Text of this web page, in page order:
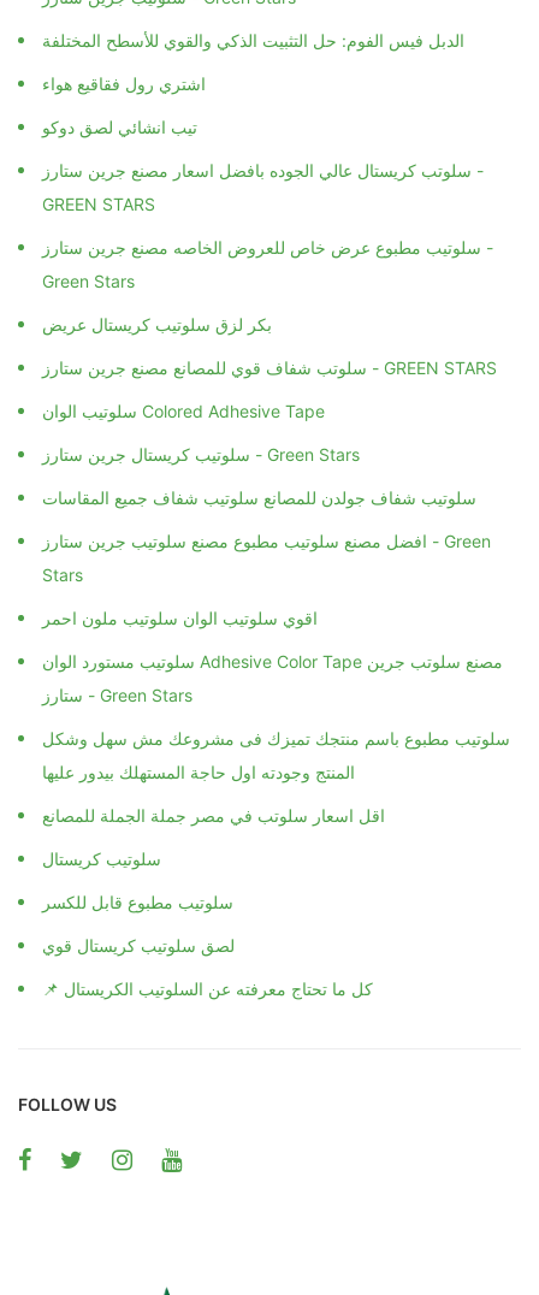
الدبل فيس الفوم: حل التثبيت الذكي والقوي للأسطح المختلفة
اشتري رول فقاقيع هواء
تيب انشائي لصق دوكو
سلوتب كريستال عالي الجوده بافضل اسعار مصنع جرين ستارز -
GREEN STARS
سلوتيب مطبوع عرض خاص للعروض الخاصه مصنع جرين ستارز -
Green Stars
بكر لزق سلوتيب كريستال عريض
سلوتب شفاف قوي للمصانع مصنع جرين ستارز - GREEN STARS
سلوتيب الوان Colored Adhesive Tape
سلوتيب كريستال جرين ستارز - Green Stars
سلوتيب شفاف جولدن للمصانع سلوتيب شفاف جميع المقاسات
افضل مصنع سلوتيب مطبوع مصنع سلوتيب جرين ستارز - Green
Stars
اقوي سلوتيب الوان سلوتيب ملون احمر
سلوتيب مستورد الوان Adhesive Color Tape مصنع سلوتب جرين
ستارز - Green Stars
سلوتيب مطبوع باسم منتجك تميزك فى مشروعك مش سهل وشكل
المنتج وجودته اول حاجة المستهلك بيدور عليها
اقل اسعار سلوتب في مصر جملة الجملة للمصانع
سلوتيب كريستال
سلوتيب مطبوع قابل للكسر
لصق سلوتيب كريستال قوي
📌 كل ما تحتاج معرفته عن السلوتيب الكريستال
FOLLOW US